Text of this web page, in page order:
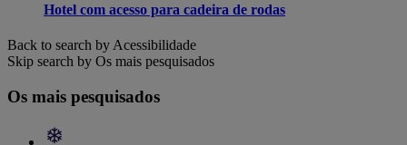
Hotel com acesso para cadeira de rodas
Back to search by Acessibilidade
Skip search by Os mais pesquisados
Os mais pesquisados